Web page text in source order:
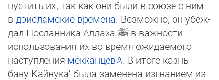
пус­тить их, так как они были в союзе с ним
в доисламские времена. Возможно, он убеж­
дал Пос­лан­ника Аллаха ﷺ в важности
использования их во время ожидаемого
нас­туп­ле­ния мек­кан­цев
. В итоге казнь
бану Кайнука‘ была заменена изгнанием из